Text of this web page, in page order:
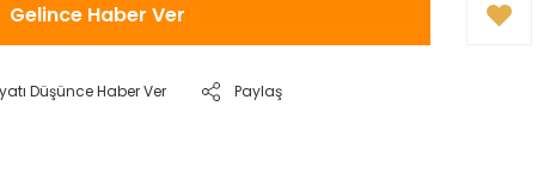
Gelince Haber Ver
Düşünce Haber Ver Paylaş